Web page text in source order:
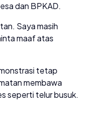
dan BPKAD.
Saya masih
maaf atas
tetap
membawa
seperti telur busuk.